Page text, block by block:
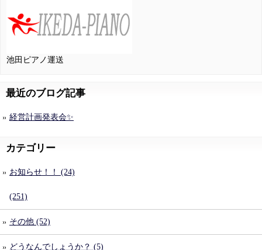
池田ピアノ運送
最近のブログ記事
経営計画発表会✨
カテゴリー
お知らせ！！ (24)
(251)
その他 (52)
どうなんでしょうか？ (5)